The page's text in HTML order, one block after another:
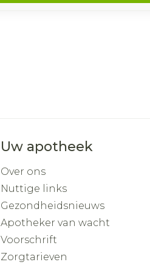
Uw apotheek
Over ons
Nuttige links
Gezondheidsnieuws
Apotheker van wacht
Voorschrift
Zorgtarieven